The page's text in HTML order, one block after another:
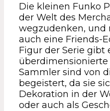
Die kleinen Funko
der Welt des
wegzudenken, und
auch eine Friends-
Figur der Serie gibt
überdimensionierte
Sammler sind von
begeistert, da sie
Dekoration in der
oder auch als